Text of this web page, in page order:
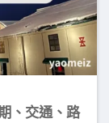
、交通、路